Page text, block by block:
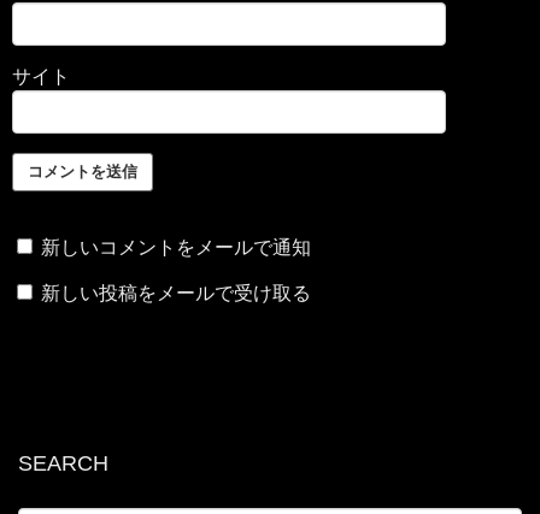
サイト
新しいコメントをメールで通知
新しい投稿をメールで受け取る
SEARCH